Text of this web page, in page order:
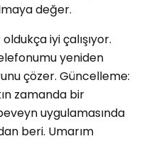
değer.
iyi çalışıyor.
yeniden
çözer. Güncelleme:
zamanda bir
uygulamasında
beri. Umarım